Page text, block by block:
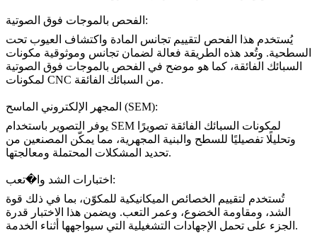
الفحص بالموجات فوق الصوتية:
يُستخدم هذا الفحص لتقييم تجانس المادة واكتشاف العيوب تحت
السطحية. وتُعد هذه الطريقة فعالة لضمان تجانس وموثوقية مكونات
السبائك الفائقة، كما هو موضح في الفحص بالموجات فوق الصوتية
لمكونات CNC من السبائك الفائقة.
المجهر الإلكتروني الماسح (SEM):
يوفر
التصوير باستخدام SEM لمكونات السبائك الفائقة تصويرًا
وتحليلًا تفصيليًا للسطح والبنية المجهرية، مما يمكّن المصنعين من
تحديد المشكلات المحتملة ومعالجتها.
اختبارات الشد وا�تعب:
تُستخدم لتقييم الخصائص الميكانيكية للمكوّن، بما في ذلك قوة
الشد، ومقاومة الخضوع، وعمر التعب. ويضمن هذا الاختبار قدرة
الجزء على تحمل الإجهادات التشغيلية التي سيواجهها أثناء الخدمة.